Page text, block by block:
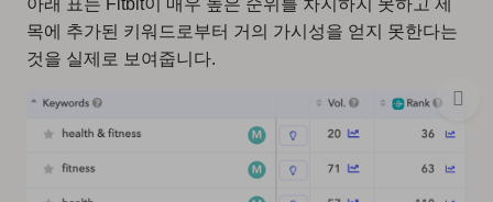
아래 표는 Fitbit이 매우 높은 순위를 차지하지 못하고 제
목에 추가된 키워드로부터 거의 가시성을 얻지 못한다는
것을 실제로 보여줍니다.